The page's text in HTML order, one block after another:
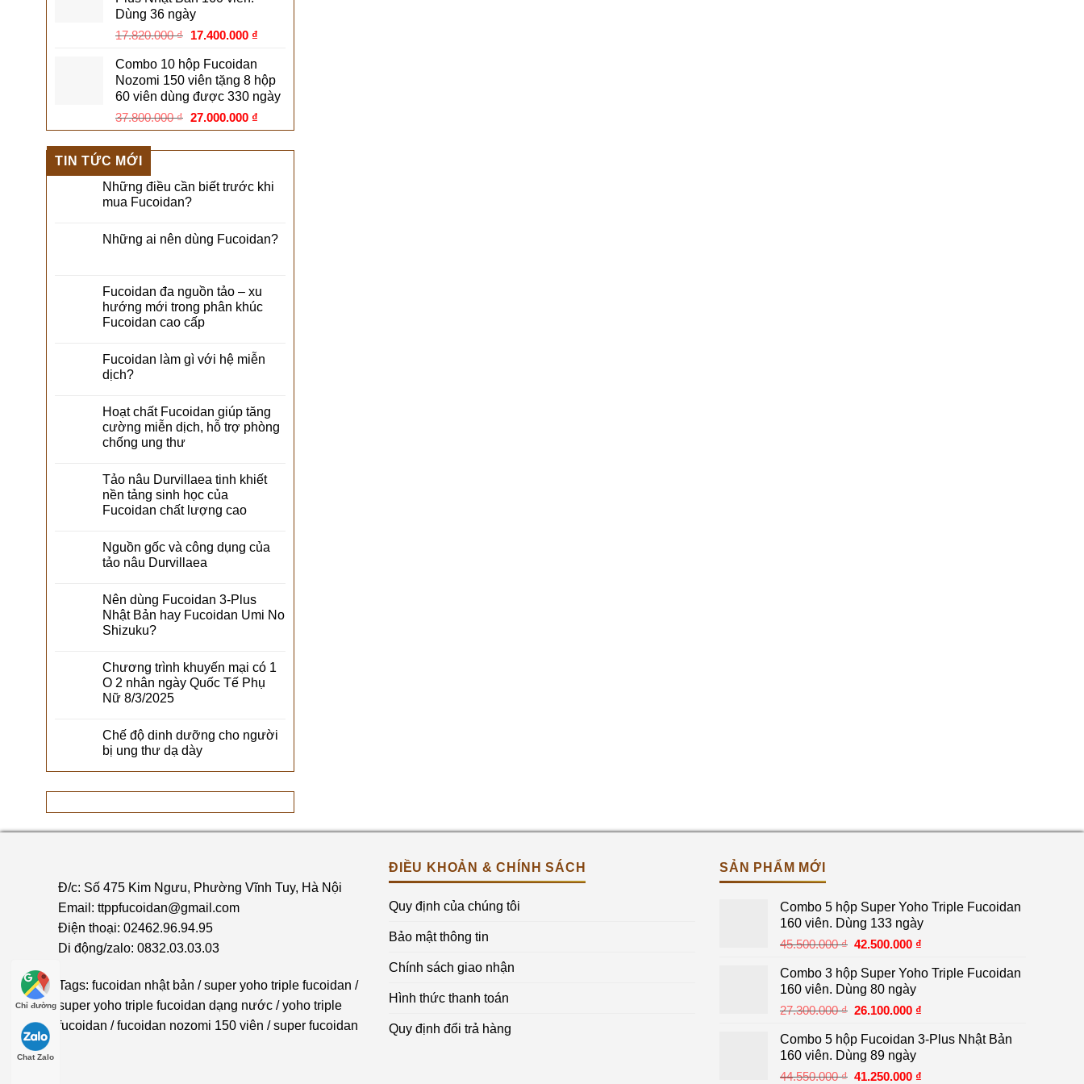
26.730.000 ₫.
Dùng 36 ngày
17.820.000₫ Giá
là:
17.820.000 ₫.
17.400.000 ₫Giá
là:
17.400.000 ₫.
Combo 10 hộp Fucoidan
Nozomi 150 viên tặng 8 hộp
60 viên dùng được 330 ngày
37.800.000₫ Giá
gốc
là:
27.000.000 ₫Giá
hiện
tại
27.000.000 ₫.
TIN TỨC MỚI
Những điều cần biết trước khi
mua Fucoidan?
Những ai nên dùng Fucoidan?
Fucoidan đa nguồn tảo – xu
hướng mới trong phân khúc
Fucoidan cao cấp
Fucoidan làm gì với hệ miễn
dịch?
Hoạt chất Fucoidan giúp tăng
cường miễn dịch, hỗ trợ phòng
chống ung thư
Tảo nâu Durvillaea tinh khiết
nền tảng sinh học của
Fucoidan chất lượng cao
Nguồn gốc và công dụng của
tảo nâu Durvillaea
Nên dùng Fucoidan 3-Plus
Nhật Bản hay Fucoidan Umi No
Shizuku?
Chương trình khuyến mại có 1
O 2 nhân ngày Quốc Tế Phụ
Nữ 8/3/2025
Chế độ dinh dưỡng cho người
bị ung thư dạ dày
Đ/c: Số 475 Kim Ngưu, Phường Vĩnh Tuy, Hà Nội
Email: ttppfucoidan@gmail.com
Điện thoại: 02462.96.94.95
Di động/zalo: 0832.03.03.03
Tags: fucoidan nhật bản /super yoho triple fucoidan /
super yoho triple fucoidan dạng nước /yoho triple
fucoidan /fucoidan nozomi 150 viên /super fucoidan
ĐIỀU KHOẢN & CHÍNH SÁCH
Quy định của chúng tôi
Bảo mật thông tin
Chính sách giao nhận
Hình thức thanh toán
Quy định đổi trả hàng
SẢN PHẨM MỚI
Combo 5 hộp Super Yoho Triple Fucoidan
160 viên. Dùng 133 ngày
45.500.000₫ Giá
là:
45.500.000 ₫.
42.500.000 ₫
tại
Combo 3 hộp Super Yoho Triple Fucoidan
160 viên. Dùng 80 ngày
27.300.000₫ Giá
là:
27.300.000 ₫.
26.100.000 ₫
tại
Combo 5 hộp Fucoidan 3-Plus Nhật Bản
160 viên. Dùng 89 ngày
44.550.000₫ Giá
41.250.000 ₫
Chỉ đường
Chat Zalo